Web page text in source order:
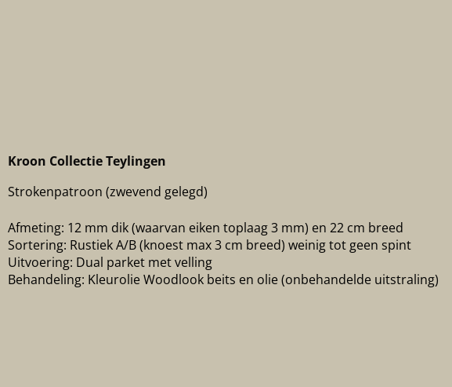
Kroon Collectie Teylingen
Strokenpatroon (zwevend gelegd)
Afmeting: 12 mm dik (waarvan eiken toplaag 3 mm) en 22 cm breed
Sortering: Rustiek A/B (knoest max 3 cm breed) weinig tot geen spint
Uitvoering: Dual parket met velling
Behandeling: Kleurolie Woodlook beits en olie (onbehandelde uitstraling)